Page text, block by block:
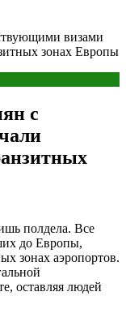
визами
зонах Европы
с
полдела. Все
до Европы,
зонах аэропортов.
оставляя людей